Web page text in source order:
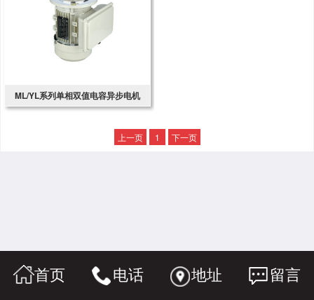
ML/YL系列单相双值电容异步电机
上一页 1 下一页
首页 电话 地址 留言